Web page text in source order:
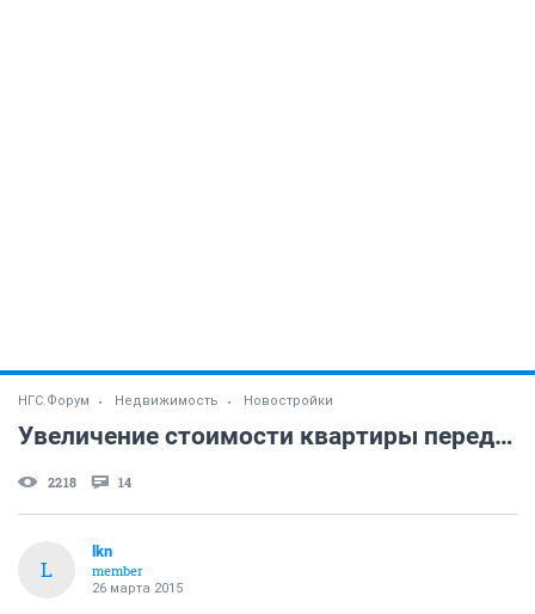
НГС.Форум Недвижимость Новостройки
Увеличение стоимости квартиры перед подписанием акта приемки (Сибирь)
2218 14
L
lkn
member
26 марта 2015